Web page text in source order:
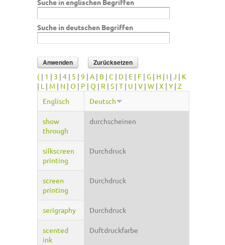
Suche in englischen Begriffen
Suche in deutschen Begriffen
( | 1 | 3 | 4 | 5 | 9 | A | B | C | D | E | F | G | H | I | J | K
| L | M | N | O | P | Q | R | S | T | U | V | W | X | Y | Z
Englisch
Deutsch
show
through
durchscheinen
silkscreen
printing
Durchdruck
screen
printing
Durchdruck
serigraphy Durchdruck
scented
ink
Duftdruckfarbe